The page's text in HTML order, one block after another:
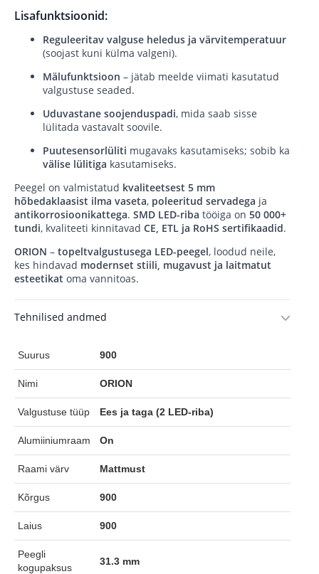
Lisafunktsioonid:
Reguleeritav valguse heledus ja värvitemperatuur
(soojast kuni külma valgeni).
Mälufunktsioon – jätab meelde viimati kasutatud
valgustuse seaded.
Uduvastane soojenduspadi, mida saab sisse
lülitada vastavalt soovile.
Puutesensorlüliti mugavaks kasutamiseks; sobib ka
välise lülitiga kasutamiseks.
Peegel on valmistatud kvaliteetsest 5 mm
hõbedaklaasist ilma vaseta, poleeritud servadega ja
antikorrosioonikattega. SMD LED-riba tööiga on 50 000+
tundi, kvaliteeti kinnitavad CE, ETL ja RoHS sertifikaadid.
ORION – topeltvalgustusega LED-peegel, loodud neile,
kes hindavad modernset stiili, mugavust ja laitmatut
esteetikat oma vannitoas.
Tehnilised andmed
Suurus 900
Nimi ORION
Valgustuse tüüp Ees ja taga (2 LED-riba)
Alumiiniumraam On
Raami värv Mattmust
Kõrgus 900
Laius 900
Peegli
kogupaksus
31.3 mm